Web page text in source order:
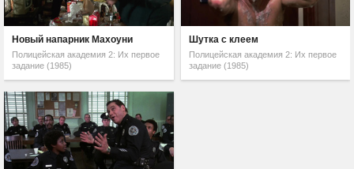
Новый напарник Махоуни
Полицейская академия 2: Их первое
задание (1985)
Шутка с клеем
Полицейская академия 2: Их первое
задание (1985)